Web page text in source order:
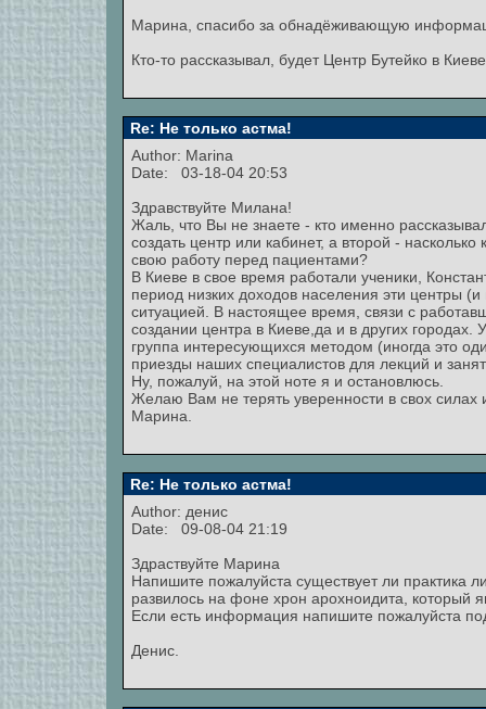
Марина, спасибо за обнадёживающую
Кто-то рассказывал, будет Центр Бутейко в
Re: Не только астма!
Author: Marina
Date: 03-18-04 20:53
Здравствуйте Милана!
Жаль, что Вы не знаете - кто именно
создать центр или кабинет, а второй - насколько
свою работу перед пациентами?
В Киеве в свое время работали ученики,
период низких доходов населения эти центры
ситуацией. В настоящее время, связи с
создании центра в Киеве,да и в других
группа интересующихся методом (иногда это
приезды наших специалистов для лекций и
Ну, пожалуй, на этой ноте я и остановлюсь.
Желаю Вам не терять уверенности в свох силах
Марина.
Re: Не только астма!
Author: денис
Date: 09-08-04 21:19
Здраствуйте Марина
Напишите пожалуйста существует ли практика
развилось на фоне хрон арохноидита, который
Если есть информация напишите пожалуйста
Денис.